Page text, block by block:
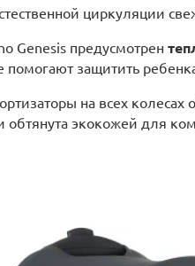
циркуляции
Genesis предусмотрен
защитить
на всех
экокожей для